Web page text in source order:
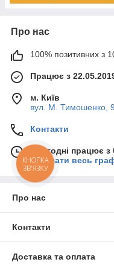
Про нас
100% позитивних з 10
Працює з
м. Київ
вул. М. Тимошенко,
Контакти
Сьогодні працює
Показати весь
Про нас
Контакти
Доставка та оплата
КНОПКА
ЗВ'ЯЗКУ